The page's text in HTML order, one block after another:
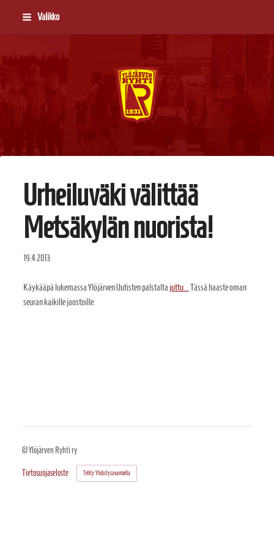
Valikko
Ylöjärven Ryhti
Urheiluväki välittää
Metsäkylän nuorista!
19.4.2013
Käykääpä lukemassa Ylöjärven Uutisten palstalta juttu...
Tässä haaste oman
seuran kaikille jaostoille.
©Ylöjärven Ryhti ry
Tietosuojaseloste Tehty Yhdistysavaimella